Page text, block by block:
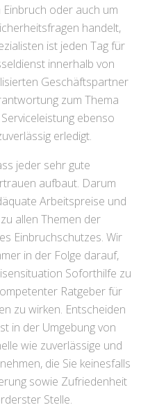
oder auch um
handelt,
ist jeden Tag für
innerhalb von
Geschäftspartner
zum Thema
ebenso
erledigt.
jeder sehr gute
aufbaut. Darum
Arbeitspreise und
allen Themen der
Einbruchschutzes. Wir
in der Folge darauf,
Soforthilfe zu
Ratgeber für
zu wirken. Entscheiden
in der Umgebung von
wie zuverlässige und
die Sie keinesfalls
sowie Zufriedenheit
Stelle.